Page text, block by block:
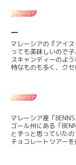
マレーシア
ー
マレーシアの『アイ
っても美味しいので
スキャンディーのよ
特なものも多く、ク
マレーシア
マレーシア産「
ゴール州にある「
とずっと思っていた
チョコレートツアー